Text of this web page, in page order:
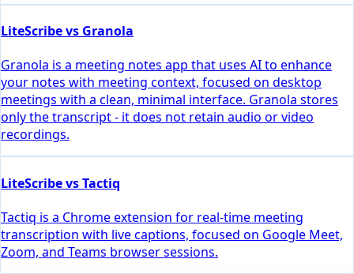
LiteScribe vs Granola
Granola is a meeting notes app that uses AI to enhance
your notes with meeting context, focused on desktop
meetings with a clean, minimal interface. Granola stores
only the transcript - it does not retain audio or video
recordings.
LiteScribe vs Tactiq
Tactiq is a Chrome extension for real-time meeting
transcription with live captions, focused on Google Meet,
Zoom, and Teams browser sessions.